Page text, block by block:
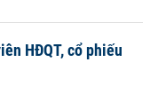
HĐQT, cổ phiếu